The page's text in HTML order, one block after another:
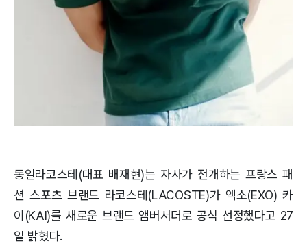
동일라코스테(대표 배재현)는 자사가 전개하는 프랑스 패
션 스포츠 브랜드 라코스테(LACOSTE)가 엑소(EXO) 카
이(KAI)를 새로운 브랜드 앰버서더로 공식 선정했다고 27
일 밝혔다.